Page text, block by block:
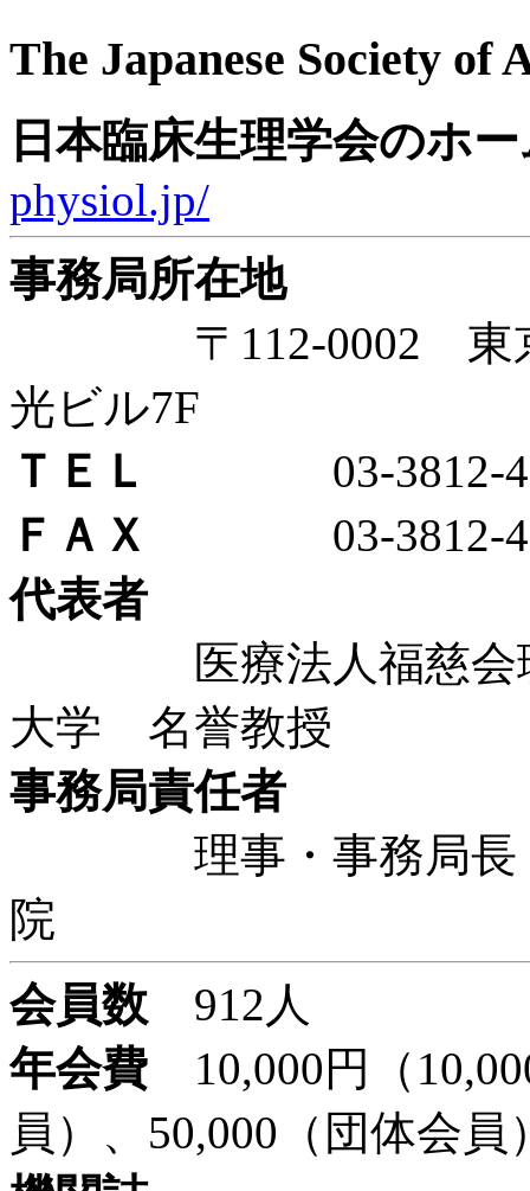
The Japanese Society of
日本臨床生理学会のホ
physiol.jp/
事務局所在地
〒112-0002 東京
光ビル7F
ＴＥＬ
03-3812-
ＦＡＸ
03-3812-
代表者
医療法人福慈会理
大学 名誉教授
事務局責任者
理事・事務局長
院
会員数 912人
年会費 10,000円（
員）、50,000（団体会員